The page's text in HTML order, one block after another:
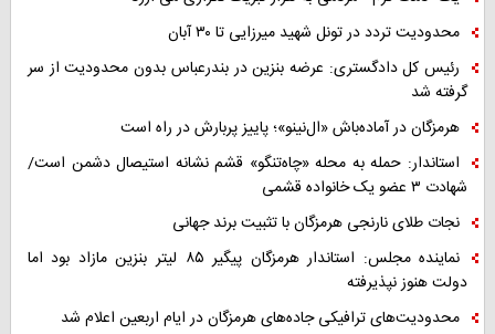
محدودیت تردد در تونل شهید میرزایی تا ۳۰ آبان
رئیس کل دادگستری: عرضه بنزین در بندرعباس بدون محدودیت از سر
گرفته شد
هرمزگان در آماده‌باش «ال‌نینو»؛ پاییز پربارش در راه است
استاندار: حمله به محله «چاه‌تنگو» قشم نشانه استیصال دشمن است/
شهادت ۳ عضو یک خانواده قشمی
نجات طلای نارنجی هرمزگان با تثبیت برند جهانی
نماینده مجلس: استاندار هرمزگان پیگیر ۸۵ لیتر بنزین مازاد بود اما
دولت هنوز نپذیرفته
محدودیت‌های ترافیکی جاده‌های هرمزگان در ایام اربعین اعلام شد